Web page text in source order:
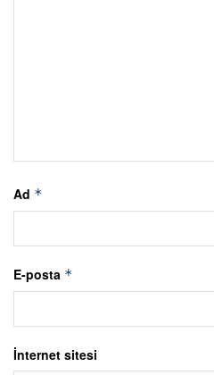
Ad *
E-posta *
İnternet sitesi